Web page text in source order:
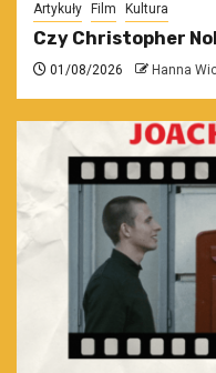
Artykuły Film Kultura
Czy Christopher
01/08/2026 Hanna